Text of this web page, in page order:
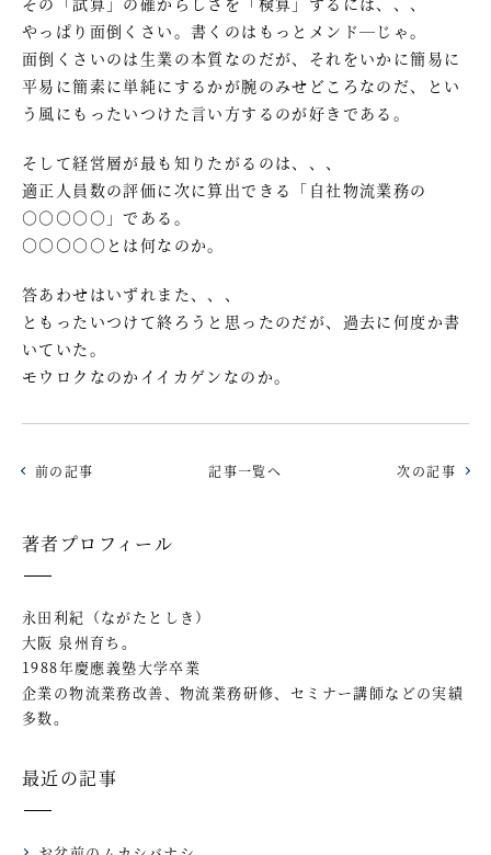
やっぱり面倒くさい。書くのはもっとメンド―じゃ。
面倒くさいのは生業の本質なのだが、それをいかに簡易に
平易に簡素に単純にするかが腕のみせどころなのだ、とい
う風にもったいつけた言い方するのが好きである。
そして経営層が最も知りたがるのは、、、
適正人員数の評価に次に算出できる「自社物流業務の
○○○○○」である。
○○○○○とは何なのか。
答あわせはいずれまた、、、
ともったいつけて終ろうと思ったのだが、過去に何度か書
いていた。
モウロクなのかイイカゲンなのか。
前の記事 記事一覧へ 次の記事
著者プロフィール
永田利紀（ながたとしき）
大阪 泉州育ち。
1988年慶應義塾大学卒業
企業の物流業務改善、物流業務研修、セミナー講師などの実績
多数。
最近の記事